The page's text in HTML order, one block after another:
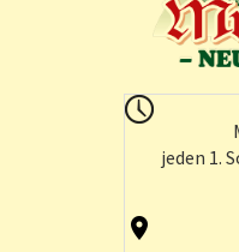
jeden 1.